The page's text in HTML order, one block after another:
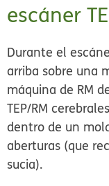
escáner
Durante el
arriba sobre una
máquina de RM
TEP/RM
dentro de un
aberturas (que
sucia).